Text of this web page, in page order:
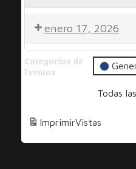
Una enero 17, 2026
Noche
por
los
Derechos
Categorías de
Eventos
Todas
ImprimirVistas